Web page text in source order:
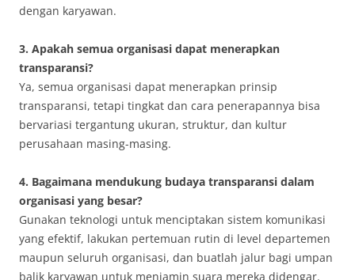
dengan karyawan.
3. Apakah semua organisasi dapat menerapkan
transparansi?
Ya, semua organisasi dapat menerapkan prinsip
transparansi, tetapi tingkat dan cara penerapannya bisa
bervariasi tergantung ukuran, struktur, dan kultur
perusahaan masing-masing.
4. Bagaimana mendukung budaya transparansi dalam
organisasi yang besar?
Gunakan teknologi untuk menciptakan sistem komunikasi
yang efektif, lakukan pertemuan rutin di level departemen
maupun seluruh organisasi, dan buatlah jalur bagi umpan
balik karyawan untuk menjamin suara mereka didengar.